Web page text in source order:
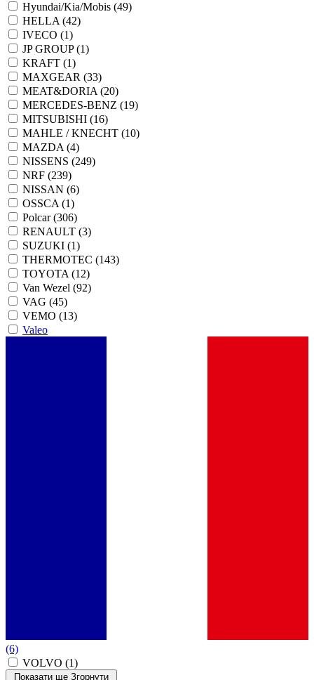
Hyundai/Kia/Mobis (49)
HELLA (42)
IVECO (1)
JP GROUP(1)
KRAFT (1)
MAXGEAR (33)
MEAT&DORIA (20)
MERCEDES-BENZ (19)
MITSUBISHI (16)
MAHLE / KNECHT (10)
MAZDA (4)
NISSENS (249)
NRF (239)
NISSAN (6)
OSSCA (1)
Polcar(306)
RENAULT (3)
SUZUKI (1)
THERMOTEC (143)
TOYOTA (12)
Van Wezel (92)
VAG (45)
VEMO (13)
Valeo
(6)
VOLVO (1)
Показати ще Згорнути